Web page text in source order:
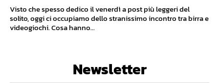
Visto che spesso dedico il venerdì a post più leggeri del
solito, oggi ci occupiamo dello stranissimo incontro tra birra e
videogiochi. Cosa hanno...
Newsletter